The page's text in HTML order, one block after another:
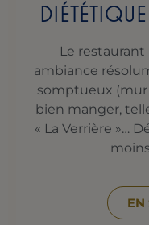
Le restaurant
ambiance
somptueux (mur
bien manger,
« La Verrière »…
EN